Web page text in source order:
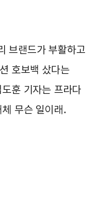
브랜드가 부활하고
호보백 샀다는
훈 기자는 프라다
무슨 일이래.